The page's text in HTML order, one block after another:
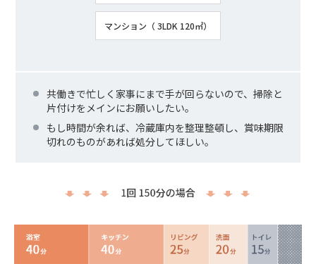
マンション（ 3LDK 120㎡）
共働きで忙しく家事にまで手が回らないので、掃除と
片付けをメインにお願いしたい。
もし時間が余れば、冷蔵庫内を整理整頓し、賞味期限
切れのものがあれば処分してほしい。